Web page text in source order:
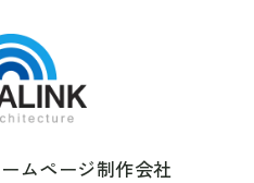
ムページ制作会社